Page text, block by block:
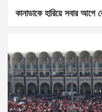
কানাডাকে হারিয়ে সবার আগে